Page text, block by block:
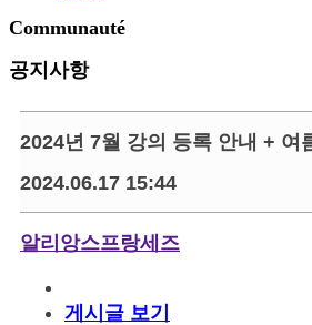
Communauté
공지사항
2024년 7월 강의 등록 안내 + 여
2024.06.17 15:44
알리앙스프랑세즈
게시글 보기